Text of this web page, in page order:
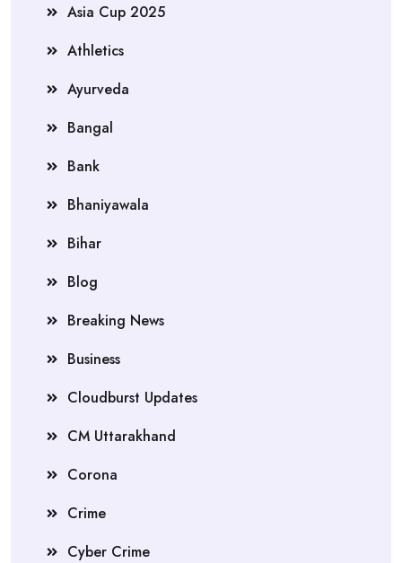
Asia Cup 2025
Athletics
Ayurveda
Bangal
Bank
Bhaniyawala
Bihar
Blog
Breaking News
Business
Cloudburst Updates
CM Uttarakhand
Corona
Crime
Cyber Crime